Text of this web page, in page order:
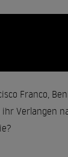
Franco,
Verlangen